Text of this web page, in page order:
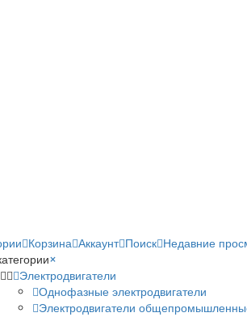
Корзина Аккаунт Поиск Недавние
×
Электродвигатели
Однофазные электродвигатели
Электродвигатели